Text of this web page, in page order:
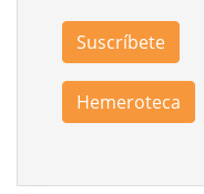
Suscríbete
Hemeroteca